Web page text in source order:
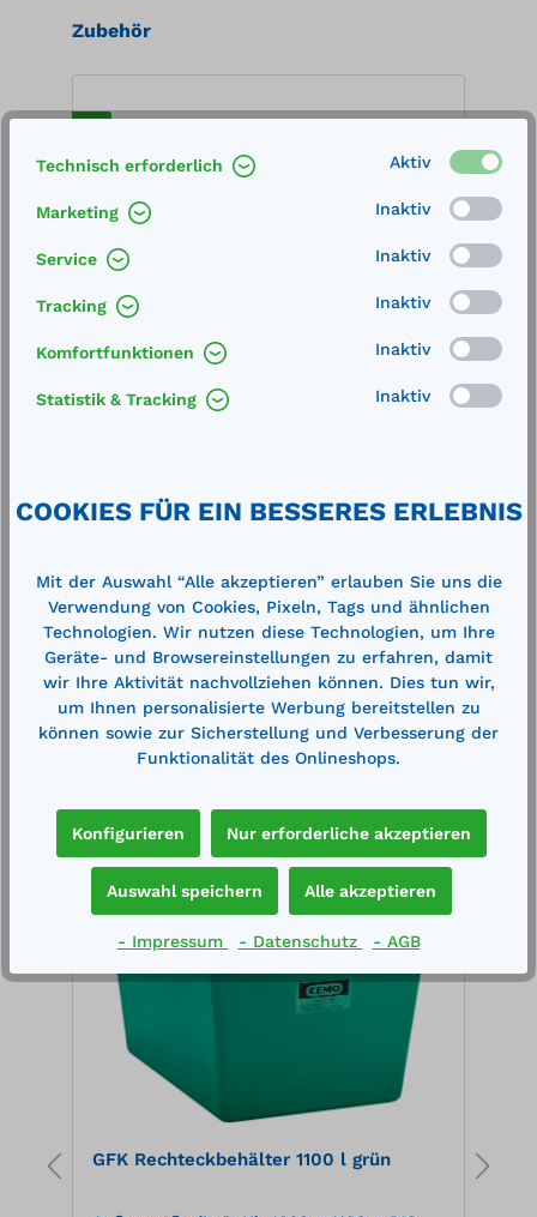
Produktgalerie überspringen
Zubehör
l
Merken
In den Warenkorb
%
Cross-Selling
%
GFK Rechteckbehälter 1100 l grün
Technisch erforderlich Aktiv
Marketing Inaktiv
Service Inaktiv
Tracking Inaktiv
Komfortfunktionen Inaktiv
Statistik & Tracking Inaktiv
COOKIES FÜR EIN BESSERES ERLEBNIS
Mit der Auswahl “Alle akzeptieren” erlauben Sie uns die
Verwendung von Cookies, Pixeln, Tags und ähnlichen
Technologien. Wir nutzen diese Technologien, um Ihre
Geräte- und Browsereinstellungen zu erfahren, damit
wir Ihre Aktivität nachvollziehen können. Dies tun wir,
um Ihnen personalisierte Werbung bereitstellen zu
können sowie zur Sicherstellung und Verbesserung der
Funktionalität des Onlineshops.
Konfigurieren Nur erforderliche akzeptieren
Auswahl speichern Alle akzeptieren
- Impressum - Datenschutz - AGB